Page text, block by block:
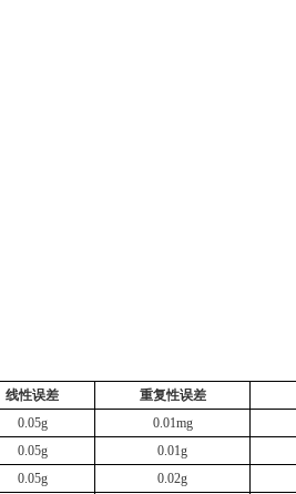
线性误差 重复性误差
0.05g 0.01mg
0.05g 0.01g
0.05g 0.02g